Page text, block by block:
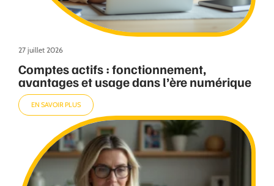
27 juillet 2026
Comptes actifs : fonctionnement,
avantages et usage dans l’ère numérique
EN SAVOIR PLUS